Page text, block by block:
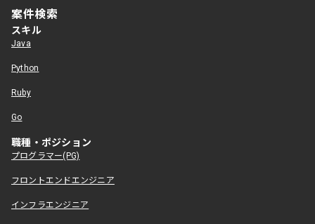
案件検索
スキル
Java
Python
Ruby
Go
職種・ポジション
プログラマー(PG)
フロントエンドエンジニア
インフラエンジニア